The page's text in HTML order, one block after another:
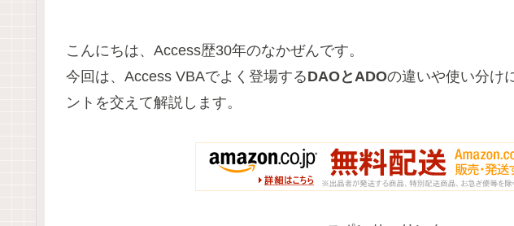
こんにちは、Access歴30年のなかぜんです。
今回は、Access VBAでよく登場するDAOとADOの違いや使い分け
ントを交えて解説します。